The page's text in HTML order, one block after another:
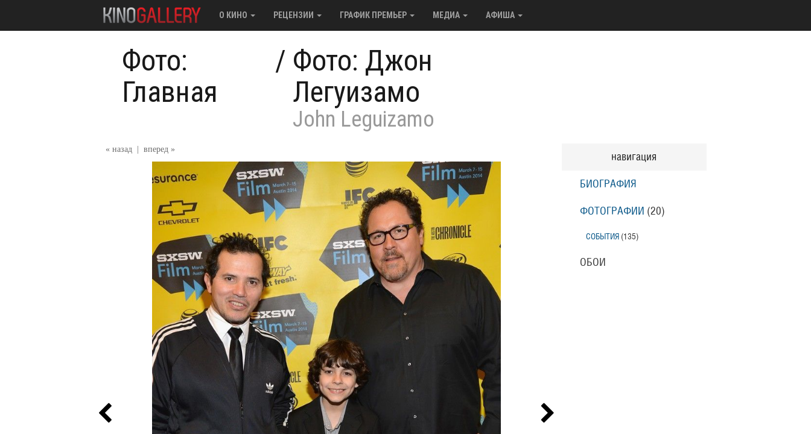
О КИНО РЕЦЕНЗИИ ГРАФИК ПРЕМЬЕР МЕДИА АФИША
Фото:
Главная
/ Фото: Джон
Легуизамо
John Leguizamo
« назад вперед »
навигация
БИОГРАФИЯ
ФОТОГРАФИИ (20)
СОБЫТИЯ (135)
ОБОИ